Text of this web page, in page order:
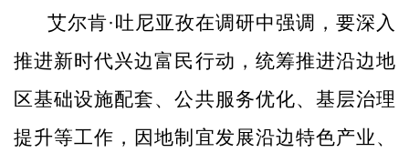
艾尔肯·吐尼亚孜在调研中强调，要深入
推进新时代兴边富民行动，统筹推进沿边地
区基础设施配套、公共服务优化、基层治理
提升等工作，因地制宜发展沿边特色产业、